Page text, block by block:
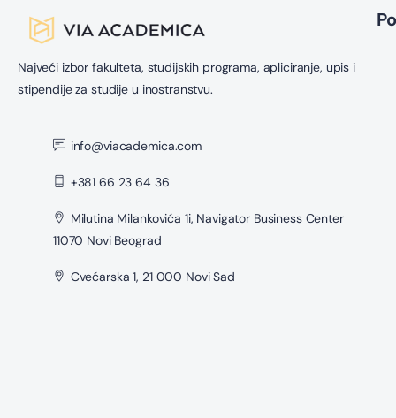
Najveći izbor fakulteta, studijskih programa, apliciranje, upis i
stipendije za studije u inostranstvu.
info@viacademica.com
+381 66 23 64 36
Milutina Milankovića 1i, Navigator Business Center
11070 Novi Beograd
Cvećarska 1, 21 000 Novi Sad